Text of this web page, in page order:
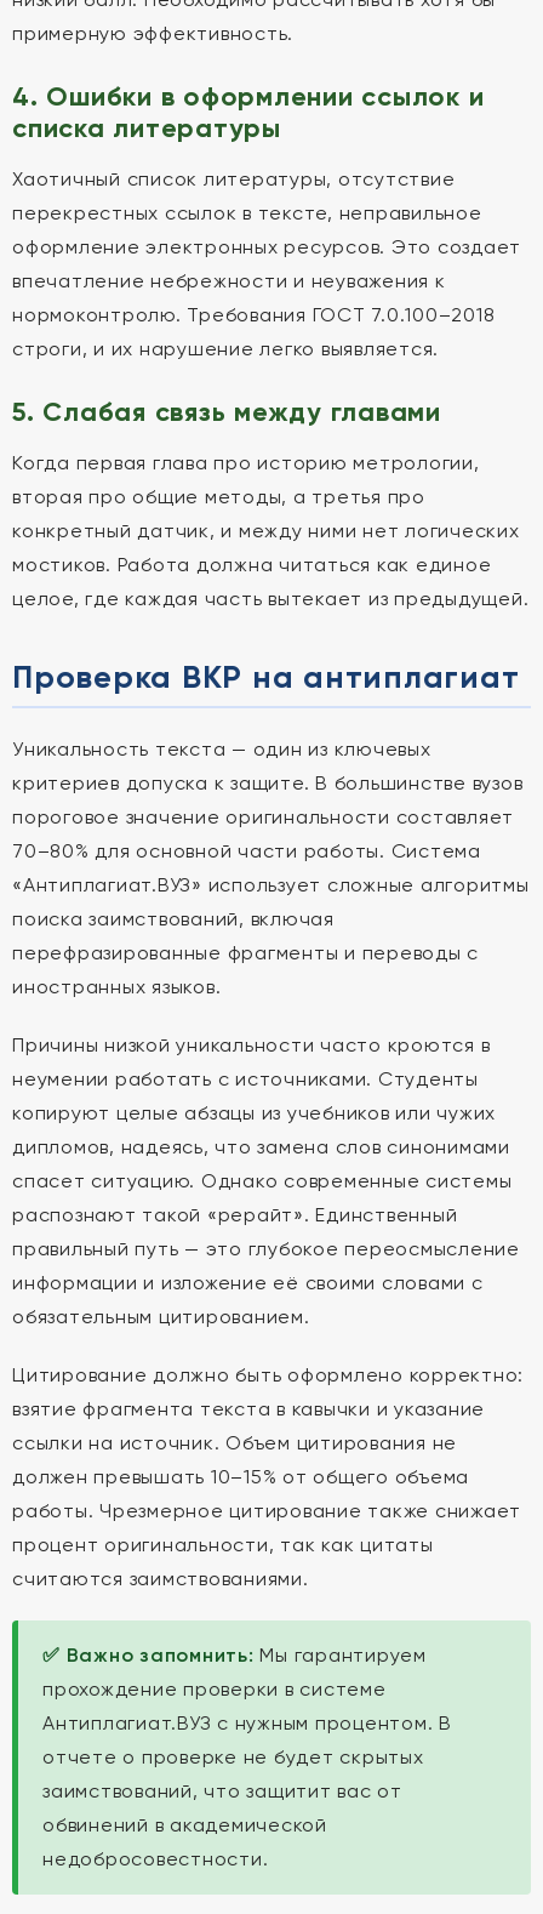
примерную эффективность.
4. Ошибки в оформлении ссылок и
списка литературы
Хаотичный список литературы, отсутствие
перекрестных ссылок в тексте, неправильное
оформление электронных ресурсов. Это создает
впечатление небрежности и неуважения к
нормоконтролю. Требования ГОСТ 7.0.100–2018
строги, и их нарушение легко выявляется.
5. Слабая связь между главами
Когда первая глава про историю метрологии,
вторая про общие методы, а третья про
конкретный датчик, и между ними нет логических
мостиков. Работа должна читаться как единое
целое, где каждая часть вытекает из предыдущей.
Проверка ВКР на антиплагиат
Уникальность текста — один из ключевых
критериев допуска к защите. В большинстве вузов
пороговое значение оригинальности составляет
70–80% для основной части работы. Система
«Антиплагиат.ВУЗ» использует сложные алгоритмы
поиска заимствований, включая
перефразированные фрагменты и переводы с
иностранных языков.
Причины низкой уникальности часто кроются в
неумении работать с источниками. Студенты
копируют целые абзацы из учебников или чужих
дипломов, надеясь, что замена слов синонимами
спасет ситуацию. Однако современные системы
распознают такой «рерайт». Единственный
правильный путь — это глубокое переосмысление
информации и изложение её своими словами с
обязательным цитированием.
Цитирование должно быть оформлено корректно:
взятие фрагмента текста в кавычки и указание
ссылки на источник. Объем цитирования не
должен превышать 10–15% от общего объема
работы. Чрезмерное цитирование также снижает
процент оригинальности, так как цитаты
считаются заимствованиями.
✅ Важно запомнить: Мы гарантируем
прохождение проверки в системе
Антиплагиат.ВУЗ с нужным процентом. В
отчете о проверке не будет скрытых
заимствований, что защитит вас от
обвинений в академической
недобросовестности.